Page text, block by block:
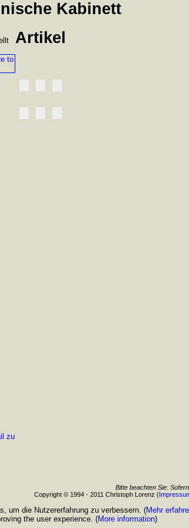
Kabinett
Artikel
Bitte beachten Sie:
Copyright © 1994 - 2011 Christoph Lorenz (
um die Nutzererfahrung zu verbessern. (Mehr
the user experience. (More information)